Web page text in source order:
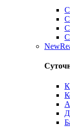
New